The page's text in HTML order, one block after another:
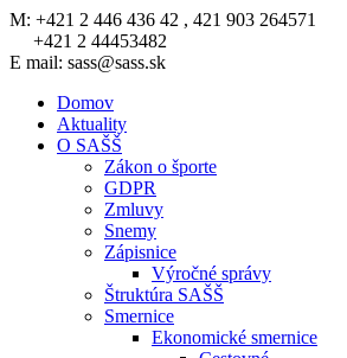
M: +421 2 446 436 42 , 421 903 264571
+421 2 44453482
E mail: sass@sass.sk
Domov
Aktuality
O SAŠŠ
Zákon o športe
GDPR
Zmluvy
Snemy
Zápisnice
Výročné správy
Štruktúra SAŠŠ
Smernice
Ekonomické smernice